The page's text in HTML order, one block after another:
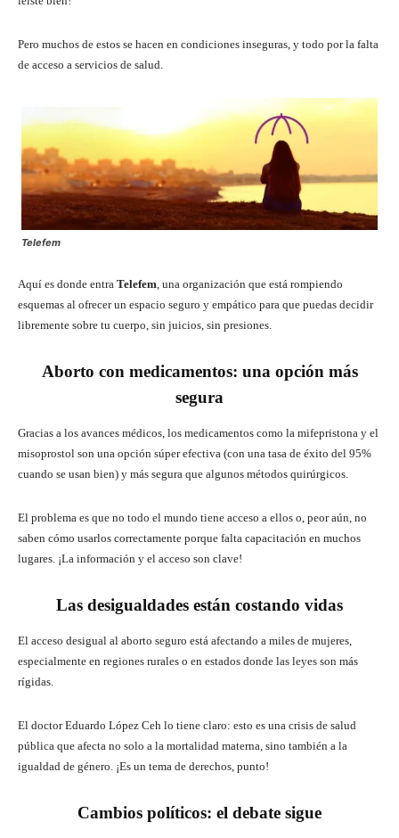
Pero muchos de estos se hacen en condiciones inseguras, y todo por la falta
de acceso a servicios de salud.
Telefem
Aquí es donde entra Telefem, una organización que está rompiendo
esquemas al ofrecer un espacio seguro y empático para que puedas decidir
libremente sobre tu cuerpo, sin juicios, sin presiones.
Aborto con medicamentos: una opción más
segura
Gracias a los avances médicos, los medicamentos como la mifepristona y el
misoprostol son una opción súper efectiva (con una tasa de éxito del 95%
cuando se usan bien) y más segura que algunos métodos quirúrgicos.
El problema es que no todo el mundo tiene acceso a ellos o, peor aún, no
saben cómo usarlos correctamente porque falta capacitación en muchos
lugares. ¡La información y el acceso son clave!
Las desigualdades están costando vidas
El acceso desigual al aborto seguro está afectando a miles de mujeres,
especialmente en regiones rurales o en estados donde las leyes son más
rígidas.
El doctor Eduardo López Ceh lo tiene claro: esto es una crisis de salud
pública que afecta no solo a la mortalidad materna, sino también a la
igualdad de género. ¡Es un tema de derechos, punto!
Cambios políticos: el debate sigue